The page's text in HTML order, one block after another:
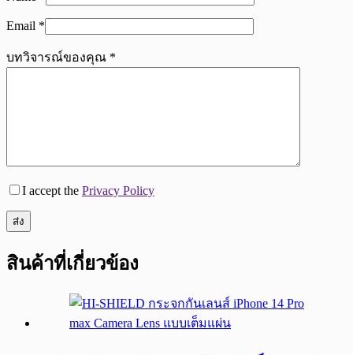
Email *
บทวิจารณ์ของคุณ *
I accept the Privacy Policy
ส่ง
สินค้าที่เกี่ยวข้อง